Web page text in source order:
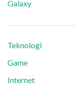
Galaxy
Teknologi
Game
Internet